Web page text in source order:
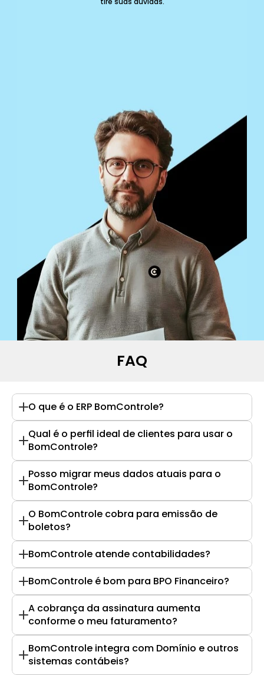
FAQ
O que é o ERP BomControle?
Qual é o perfil ideal de clientes para usar o
BomControle?
Posso migrar meus dados atuais para o
BomControle?
O BomControle cobra para emissão de
boletos?
BomControle atende contabilidades?
BomControle é bom para BPO Financeiro?
A cobrança da assinatura aumenta
conforme o meu faturamento?
BomControle integra com Domínio e outros
sistemas contábeis?